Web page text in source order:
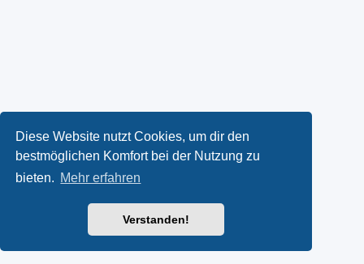
Diese Website nutzt Cookies, um dir den
bestmöglichen Komfort bei der Nutzung zu
bieten. Mehr erfahren
Verstanden!